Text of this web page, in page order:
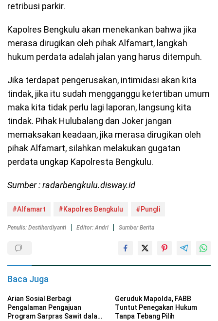
retribusi parkir.
Kapolres Bengkulu akan menekankan bahwa jika
merasa dirugikan oleh pihak Alfamart, langkah
hukum perdata adalah jalan yang harus ditempuh.
Jika terdapat pengerusakan, intimidasi akan kita
tindak, jika itu sudah mengganggu ketertiban umum
maka kita tidak perlu lagi laporan, langsung kita
tindak. Pihak Hulubalang dan Joker jangan
memaksakan keadaan, jika merasa dirugikan oleh
pihak Alfamart, silahkan melakukan gugatan
perdata ungkap Kapolresta Bengkulu.
Sumber : radarbengkulu.disway.id
#Alfamart #Kapolres Bengkulu #Pungli
Penulis: Destiherdiyanti Editor: Andri Sumber Berita
Baca Juga
Arian Sosial Berbagi
Pengalaman Pengajuan
Program Sarpras Sawit dalam
Geruduk Mapolda, FABB
Tuntut Penegakan Hukum
Tanpa Tebang Pilih